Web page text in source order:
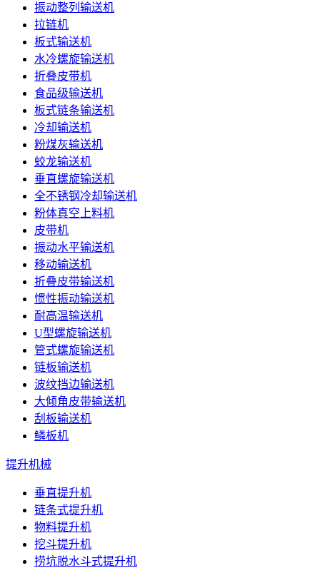
振动整列输送机
拉链机
板式输送机
水冷螺旋输送机
折叠皮带机
食品级输送机
板式链条输送机
冷却输送机
粉煤灰输送机
蛟龙输送机
垂直螺旋输送机
全不锈钢冷却输送机
粉体真空上料机
皮带机
振动水平输送机
移动输送机
折叠皮带输送机
惯性振动输送机
耐高温输送机
U型螺旋输送机
管式螺旋输送机
链板输送机
波纹挡边输送机
大倾角皮带输送机
刮板输送机
鳞板机
提升机械
垂直提升机
链条式提升机
物料提升机
挖斗提升机
捞坑脱水斗式提升机